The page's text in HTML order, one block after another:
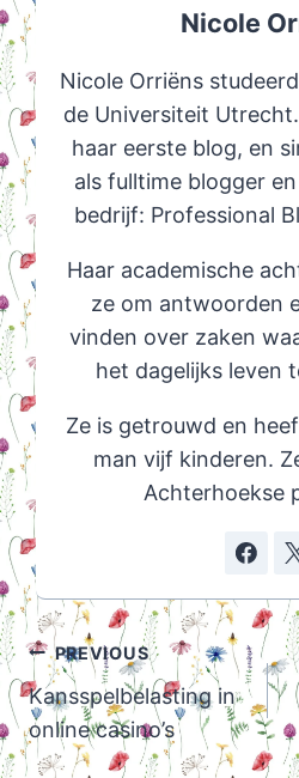
Nicole
Nicole Orriëns
de Universiteit
haar eerste blog, en
als fulltime blogger
bedrijf: Professional
Haar academische
ze om antwoorden
vinden over zaken
het dagelijks leven
Ze is getrouwd en
man vijf kinderen.
Achterhoekse
Post
navigation
PREVIOUS
Kansspelbelasting in
online casino’s